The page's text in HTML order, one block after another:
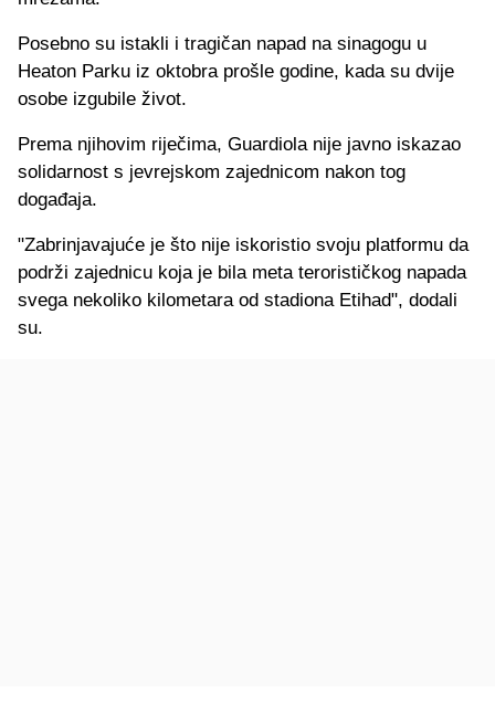
Posebno su istakli i tragičan napad na sinagogu u
Heaton Parku iz oktobra prošle godine, kada su dvije
osobe izgubile život.
Prema njihovim riječima, Guardiola nije javno iskazao
solidarnost s jevrejskom zajednicom nakon tog
događaja.
"Zabrinjavajuće je što nije iskoristio svoju platformu da
podrži zajednicu koja je bila meta terorističkog napada
svega nekoliko kilometara od stadiona Etihad", dodali
su.